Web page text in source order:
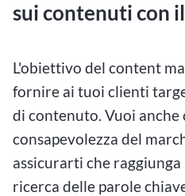
sui contenuti con
L'obiettivo del content
fornire ai tuoi clienti
di contenuto. Vuoi anche
consapevolezza del
assicurarti che
ricerca delle parole